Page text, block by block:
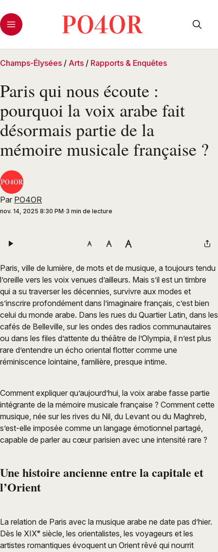
Champs-Élysées / Arts / Rapports & Enquêtes
Paris qui nous écoute :
pourquoi la voix arabe fait
désormais partie de la
mémoire musicale française ?
Par PO4OR
nov. 14, 2025 8:30 PM 3 min de lecture
Paris, ville de lumière, de mots et de musique, a toujours tendu
l’oreille vers les voix venues d’ailleurs. Mais s’il est un timbre
qui a su traverser les décennies, survivre aux modes et
s’inscrire profondément dans l’imaginaire français, c’est bien
celui du monde arabe. Dans les rues du Quartier Latin, dans les
cafés de Belleville, sur les ondes des radios communautaires
ou dans les files d’attente du théâtre de l’Olympia, il n’est plus
rare d’entendre un écho oriental flotter comme une
réminiscence lointaine, familière, presque intime.
Comment expliquer qu’aujourd’hui, la voix arabe fasse partie
intégrante de la mémoire musicale française ? Comment cette
musique, née sur les rives du Nil, du Levant ou du Maghreb,
s’est-elle imposée comme un langage émotionnel partagé,
capable de parler au cœur parisien avec une intensité rare ?
Une histoire ancienne entre la capitale et
l’Orient
La relation de Paris avec la musique arabe ne date pas d’hier.
Dès le XIXᵉ siècle, les orientalistes, les voyageurs et les
artistes romantiques évoquent un Orient rêvé qui nourrit